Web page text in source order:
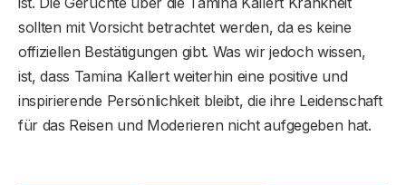
sollten mit Vorsicht betrachtet werden, da es keine
offiziellen Bestätigungen gibt. Was wir jedoch wissen,
ist, dass Tamina Kallert weiterhin eine positive und
inspirierende Persönlichkeit bleibt, die ihre Leidenschaft
für das Reisen und Moderieren nicht aufgegeben hat.